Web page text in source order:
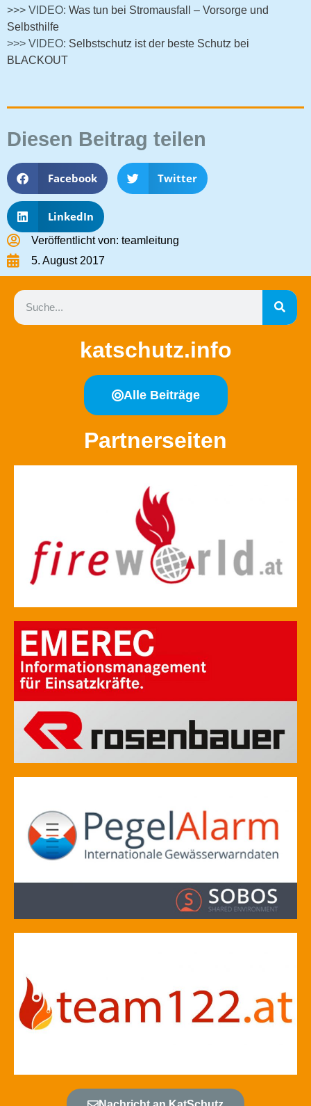
>>> VIDEO: Was tun bei Stromausfall – Vorsorge und
Selbsthilfe
>>> VIDEO: Selbstschutz ist der beste Schutz bei
BLACKOUT
Diesen Beitrag teilen
Facebook Twitter
LinkedIn
Veröffentlicht von: teamleitung
5. August 2017
katschutz.info
Alle Beiträge
Partnerseiten